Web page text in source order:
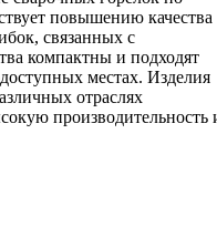
повышению качества
связанных с
компактны и подходят
местах. Изделия
отраслях
производительность